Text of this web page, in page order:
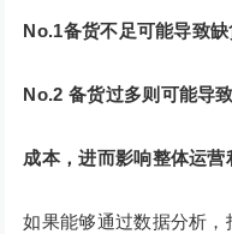
No.1备货不足可能导致缺
No.2 备货过多则可能导
成本，进而影响整体运营
如果能够通过数据分析